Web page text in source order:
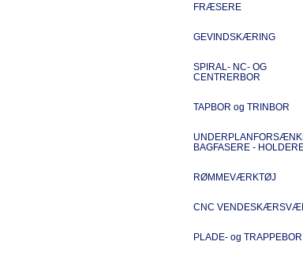
FRÆSERE
GEVINDSKÆRING
SPIRAL- NC- OG
CENTRERBOR
TAPBOR og TRINBOR
BAGFASERE -
RØMMEVÆRKTØJ
CNC
PLADE- og TRAPPEBOR